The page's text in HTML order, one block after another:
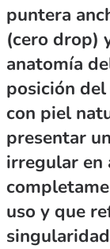
puntera
(cero drop)
anatomía
posición
con piel
presentar
irregular en
uso y que